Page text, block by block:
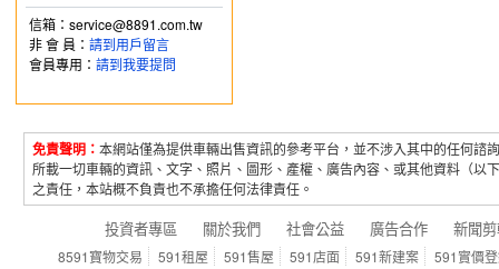
信箱：service@8891.com.tw
非 會 員： 請到用戶留言
會員專用： 請到我要提問
免責聲明： 本網站僅為提供車輛出售資訊的參考平台，並不涉入其中的任何
所載一切車輛的資訊、文字、照片、圖形、產權、廣告內容、或其他資料（
之責任，本站概不負責也不承擔任何法律責任。
投資者專區 關於我們 社會公益 廣告合作 新聞
8591寶物交易 591租屋 591售屋 591店面 591新建案
591實價